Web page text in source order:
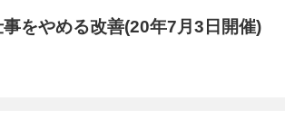
をやめる改善(20年7月3日開催)